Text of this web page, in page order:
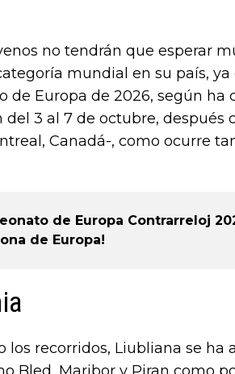
no tendrán que esperar
mundial en su país, ya
de Europa de 2026, según ha
del 3 al 7 de octubre, después
Canadá-, como ocurre
de Europa Contrarreloj
de Europa!
recorridos, Liubliana se ha